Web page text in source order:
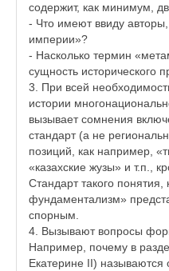
содержит, как минимум,
- Что имеют ввиду
империи»?
- Насколько термин
сущность исторического
3. При всей
истории
вызывает сомнения
стандарт (а не
позиций, как например,
«казахские жузы» и т.п.,
Стандарт такого понятия,
фундаментализм»
спорным.
4. Вызывают вопросы
Например, почему в
Екатерине II) называются